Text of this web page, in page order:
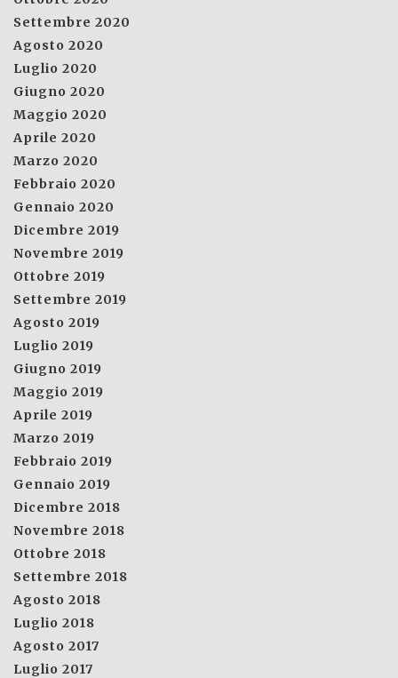
Settembre 2020
Agosto 2020
Luglio 2020
Giugno 2020
Maggio 2020
Aprile 2020
Marzo 2020
Febbraio 2020
Gennaio 2020
Dicembre 2019
Novembre 2019
Ottobre 2019
Settembre 2019
Agosto 2019
Luglio 2019
Giugno 2019
Maggio 2019
Aprile 2019
Marzo 2019
Febbraio 2019
Gennaio 2019
Dicembre 2018
Novembre 2018
Ottobre 2018
Settembre 2018
Agosto 2018
Luglio 2018
Agosto 2017
Luglio 2017